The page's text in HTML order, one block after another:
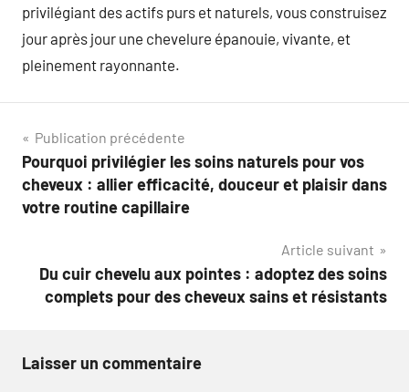
privilégiant des actifs purs et naturels, vous construisez
jour après jour une chevelure épanouie, vivante, et
pleinement rayonnante.
Navigation
de
l’article
Publication précédente
Pourquoi privilégier les soins naturels pour vos
cheveux : allier efficacité, douceur et plaisir dans
votre routine capillaire
Article suivant
Du cuir chevelu aux pointes : adoptez des soins
complets pour des cheveux sains et résistants
Laisser un commentaire